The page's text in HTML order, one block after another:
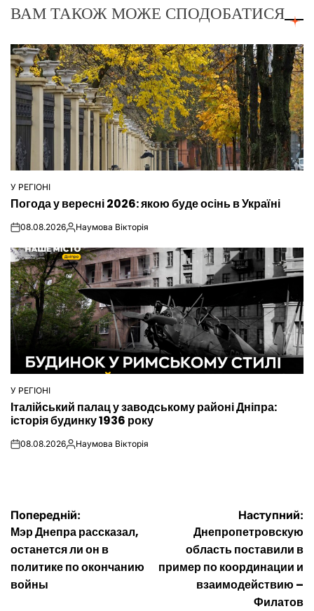
ВАМ ТАКОЖ МОЖЕ СПОДОБАТИСЯ
ОПУБЛІКУВАТИ
У РЕГІОНІ
Погода у вересні 2026: якою буде осінь в Україні
on08.08.2026Опубліковано
Наумова Вікторія
ОПУБЛІКУВАТИ
У
У РЕГІОНІ
Італійський палац у заводському районі Дніпра:
історія будинку 1936 року
on08.08.2026Опубліковано
Наумова Вікторія
Навігація
записів
Попередній:
Мэр Днепра рассказал,
останется ли он в
политике по окончанию
войны
Наступний:
Днепропетровскую
область поставили в
пример по координации и
взаимодействию –
Филатов